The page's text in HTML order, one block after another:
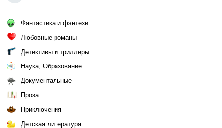
Фантастика и фэнтези
Любовные романы
Детективы и триллеры
Наука, Образование
Документальные
Проза
Приключения
Детская литература